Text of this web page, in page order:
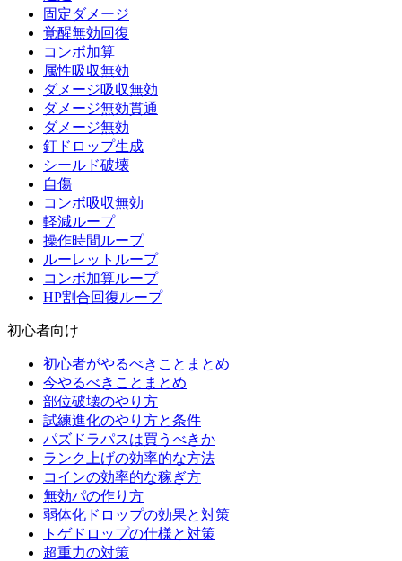
固定ダメージ
覚醒無効回復
コンボ加算
属性吸収無効
ダメージ吸収無効
ダメージ無効貫通
ダメージ無効
釘ドロップ生成
シールド破壊
自傷
コンボ吸収無効
軽減ループ
操作時間ループ
ルーレットループ
コンボ加算ループ
HP割合回復ループ
初心者向け
初心者がやるべきことまとめ
今やるべきことまとめ
部位破壊のやり方
試練進化のやり方と条件
パズドラパスは買うべきか
ランク上げの効率的な方法
コインの効率的な稼ぎ方
無効パの作り方
弱体化ドロップの効果と対策
トゲドロップの仕様と対策
超重力の対策